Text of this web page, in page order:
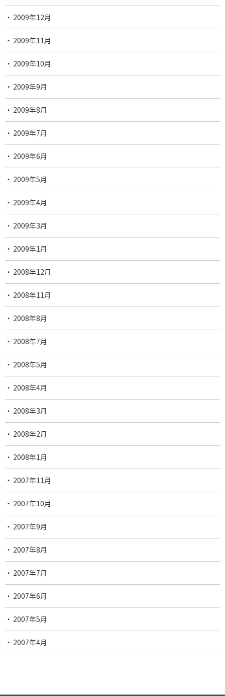
2009年12月
2009年11月
2009年10月
2009年9月
2009年8月
2009年7月
2009年6月
2009年5月
2009年4月
2009年3月
2009年1月
2008年12月
2008年11月
2008年8月
2008年7月
2008年5月
2008年4月
2008年3月
2008年2月
2008年1月
2007年11月
2007年10月
2007年9月
2007年8月
2007年7月
2007年6月
2007年5月
2007年4月